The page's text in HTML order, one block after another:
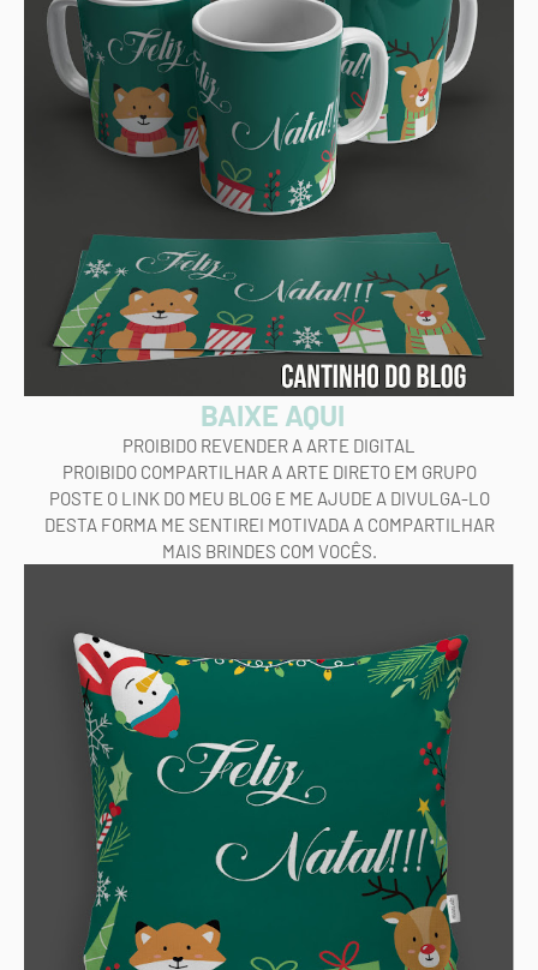
BAIXE AQUI
PROIBIDO REVENDER A ARTE DIGITAL
PROIBIDO COMPARTILHAR A ARTE DIRETO EM GRUPO
POSTE O LINK DO MEU BLOG E ME AJUDE A DIVULGA-LO
DESTA FORMA ME SENTIREI MOTIVADA A COMPARTILHAR
MAIS BRINDES COM VOCÊS.